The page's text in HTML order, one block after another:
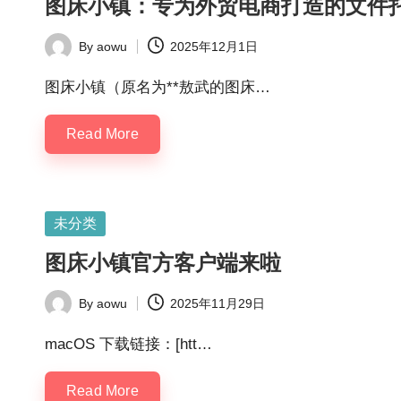
图床小镇：专为外贸电商打造的文件
Posted
by
By aowu 2025年12月1日
图床小镇（原名为**敖武的图床…
Read More
Posted
未分类
图床小镇官方客户端来啦
Posted
By aowu 2025年11月29日
macOS 下载链接：[htt…
Read More